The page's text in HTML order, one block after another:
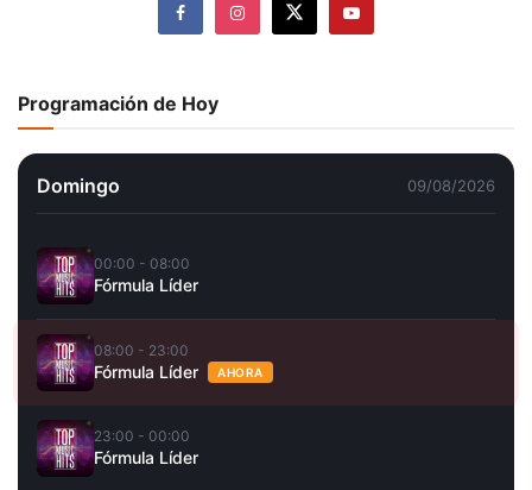
Programación de Hoy
Domingo 09/08/2026
00:00 - 08:00
Fórmula Líder
08:00 - 23:00
Fórmula Líder AHORA
23:00 - 00:00
Fórmula Líder